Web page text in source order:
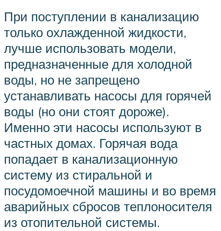
При поступлении в канализацию
только охлажденной жидкости,
лучше использовать модели,
предназначенные для холодной
воды, но не запрещено
устанавливать насосы для горячей
воды (но они стоят дороже).
Именно эти насосы используют в
частных домах. Горячая вода
попадает в канализационную
систему из стиральной и
посудомоечной машины и во время
аварийных сбросов теплоносителя
из отопительной системы.